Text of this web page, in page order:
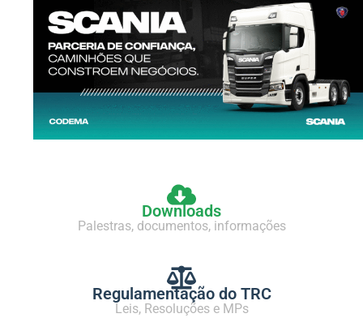
Downloads
Palestras, documentos, informações
Regulamentação do TRC
Leis, Resoluções e MPs